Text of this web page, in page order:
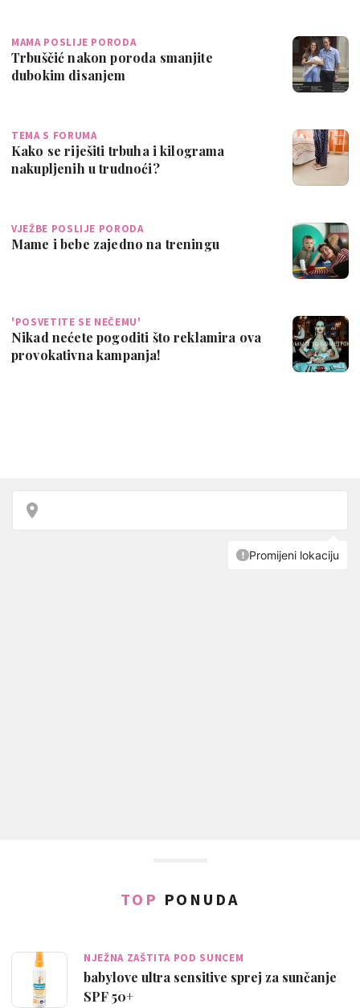
MAMA POSLIJE PORODA
Trbuščić nakon poroda smanjite
dubokim disanjem
TEMA S FORUMA
Kako se riješiti trbuha i kilograma
nakupljenih u trudnoći?
VJEŽBE POSLIJE PORODA
Mame i bebe zajedno na treningu
'POSVETITE SE NEČEMU'
Nikad nećete pogoditi što reklamira ova
provokativna kampanja!
TOP PONUDA
NJEŽNA ZAŠTITA POD SUNCEM
babylove ultra sensitive sprej za sunčanje
SPF 50+